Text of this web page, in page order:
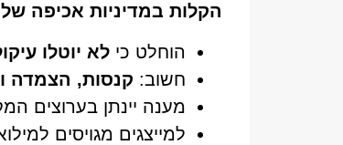
הקלות במדיניות אכיפה
הוחלט כי לא יוטלו
חשוב: קנסות, הצמדה
מענה יינתן בערוצים
למייצגים מגויסים